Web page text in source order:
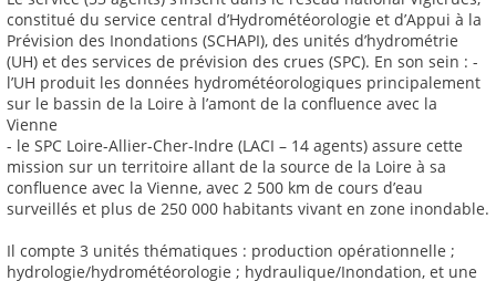
constitué du service central d’Hydrométéorologie et d’Appui à la
Prévision des Inondations (SCHAPI), des unités d’hydrométrie
(UH) et des services de prévision des crues (SPC). En son sein : -
l’UH produit les données hydrométéorologiques principalement
sur le bassin de la Loire à l’amont de la confluence avec la
Vienne
- le SPC Loire-Allier-Cher-Indre (LACI – 14 agents) assure cette
mission sur un territoire allant de la source de la Loire à sa
confluence avec la Vienne, avec 2 500 km de cours d’eau
surveillés et plus de 250 000 habitants vivant en zone inondable.
Il compte 3 unités thématiques : production opérationnelle ;
hydrologie/hydrométéorologie ; hydraulique/Inondation, et une